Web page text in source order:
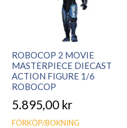
ROBOCOP 2 MOVIE
MASTERPIECE DIECAST
ACTION FIGURE 1/6
ROBOCOP
5.895,00 kr
FÖRKÖP/BOKNING